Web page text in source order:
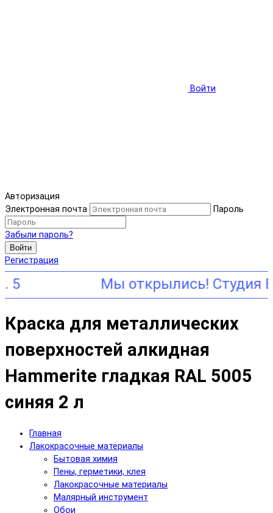
Войти
Авторизация
Электронная почта
Пароль
Забыли пароль?
Войти
Регистрация
Краска для металлических
поверхностей алкидная
Hammerite гладкая RAL 5005
синяя 2 л
Главная
Лакокрасочные материалы
Бытовая химия
Пены, герметики, клея
Лакокрасочные материалы
Малярный инструмент
Обои